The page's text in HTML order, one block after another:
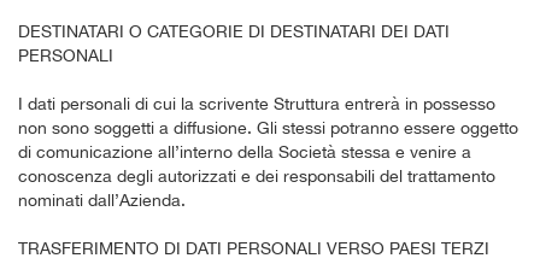
DESTINATARI O CATEGORIE DI DESTINATARI DEI DATI
PERSONALI
I dati personali di cui la scrivente Struttura entrerà in possesso
non sono soggetti a diffusione. Gli stessi potranno essere oggetto
di comunicazione all’interno della Società stessa e venire a
conoscenza degli autorizzati e dei responsabili del trattamento
nominati dall’Azienda.
TRASFERIMENTO DI DATI PERSONALI VERSO PAESI TERZI